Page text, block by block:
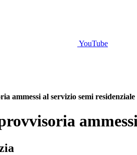
YouTube
ammessi al servizio semi